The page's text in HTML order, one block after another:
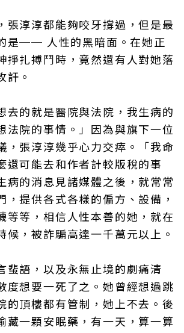
張淳淳都能夠咬牙撐過，但是最
是── 人性的黑暗面。在她正
掙扎搏鬥時，竟然還有人對她落
訐。
去的就是醫院與法院，我生病的
法院的事情。」因為與旗下一位
，張淳淳幾乎心力交瘁。「我命
還可能去和作者計較版稅的事
病的消息見諸媒體之後，就常常
，提供各式各樣的偏方、設備，
等等，相信人性本善的她，就在
候，被詐騙高達一千萬元以上。
蜚語，以及永無止境的劇痛清
度想要一死了之。她曾經想過跳
的頂樓都有管制，她上不去。後
藏一顆安眠藥，有一天，算一算